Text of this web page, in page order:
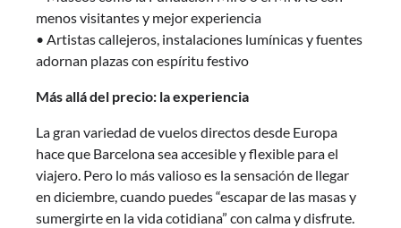
menos visitantes y mejor experiencia
• Artistas callejeros, instalaciones lumínicas y fuentes
adornan plazas con espíritu festivo
Más allá del precio: la experiencia
La gran variedad de vuelos directos desde Europa
hace que Barcelona sea accesible y flexible para el
viajero. Pero lo más valioso es la sensación de llegar
en diciembre, cuando puedes “escapar de las masas y
sumergirte en la vida cotidiana” con calma y disfrute.